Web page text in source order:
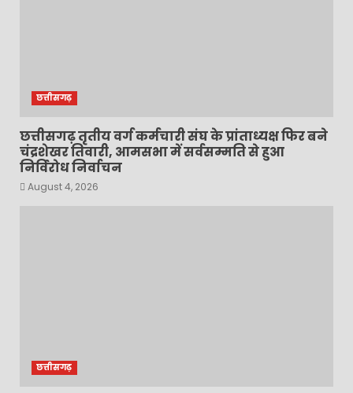
छत्तीसगढ़
छत्तीसगढ़ तृतीय वर्ग कर्मचारी संघ के प्रांताध्यक्ष फिर बने
चंद्रशेखर तिवारी, आमसभा में सर्वसम्मति से हुआ
निर्विरोध निर्वाचन
August 4, 2026
छत्तीसगढ़